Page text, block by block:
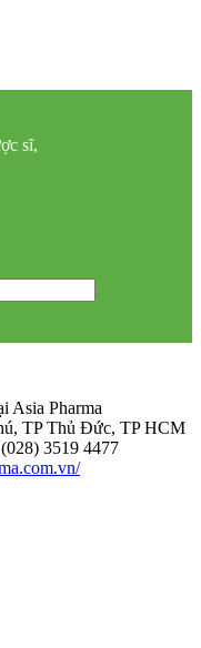
sĩ,
Asia Pharma
TP Thủ Đức, TP HCM
(028) 3519 4477